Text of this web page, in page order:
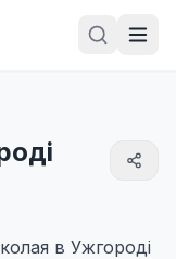
в Ужгороді